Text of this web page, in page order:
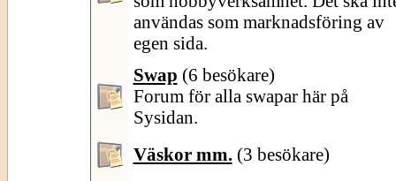
användas som marknadsföring av
egen sida.
Swap (6 besökare)
Forum för alla swapar här på
Sysidan.
Väskor mm. (3 besökare)